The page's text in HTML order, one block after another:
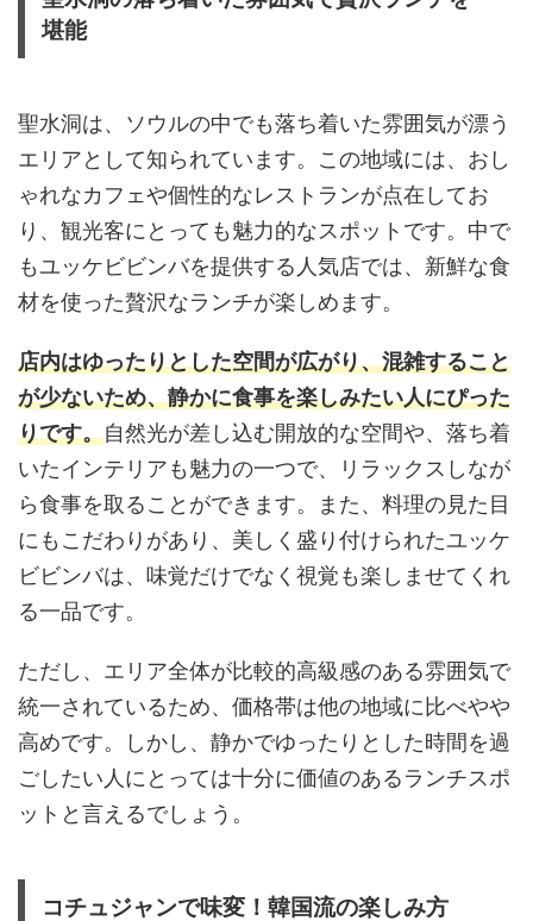
堪能
聖水洞は、ソウルの中でも落ち着いた雰囲気が漂う
エリアとして知られています。この地域には、おし
ゃれなカフェや個性的なレストランが点在してお
り、観光客にとっても魅力的なスポットです。中で
もユッケビビンバを提供する人気店では、新鮮な食
材を使った贅沢なランチが楽しめます。
店内はゆったりとした空間が広がり、混雑すること
が少ないため、静かに食事を楽しみたい人にぴった
りです。自然光が差し込む開放的な空間や、落ち着
いたインテリアも魅力の一つで、リラックスしなが
ら食事を取ることができます。また、料理の見た目
にもこだわりがあり、美しく盛り付けられたユッケ
ビビンバは、味覚だけでなく視覚も楽しませてくれ
る一品です。
ただし、エリア全体が比較的高級感のある雰囲気で
統一されているため、価格帯は他の地域に比べやや
高めです。しかし、静かでゆったりとした時間を過
ごしたい人にとっては十分に価値のあるランチスポ
ットと言えるでしょう。
コチュジャンで味変！韓国流の楽しみ方